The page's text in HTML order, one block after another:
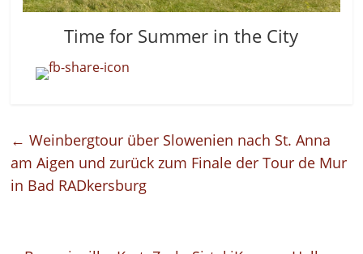
Time for Summer in the City
← Weinbergtour über Slowenien nach St. Anna
am Aigen und zurück zum Finale der Tour de Mur
in Bad RADkersburg